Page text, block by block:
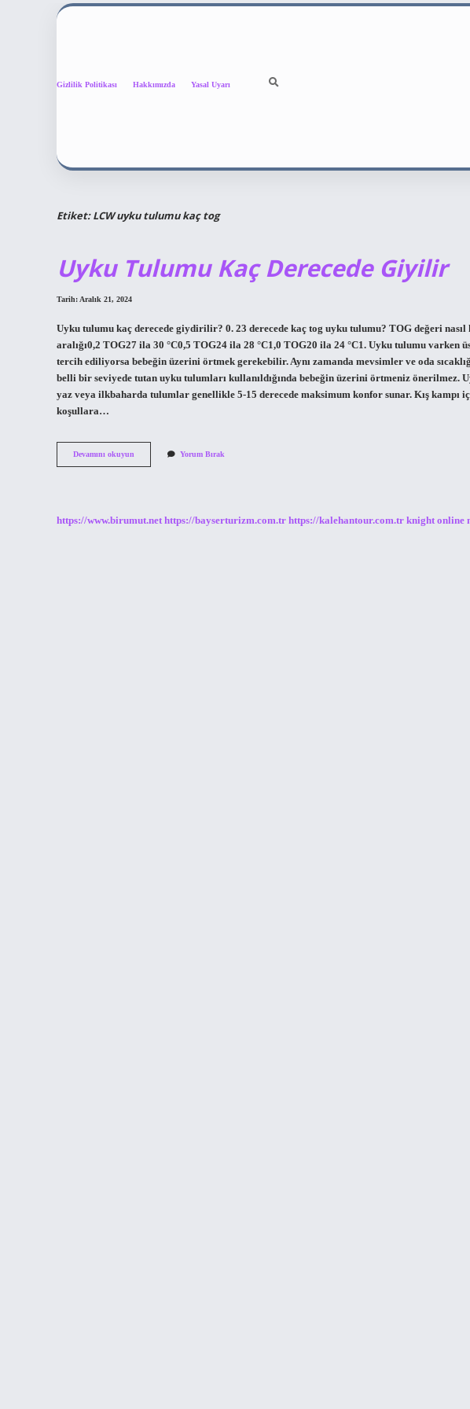
Gizlilik Politikası Hakkımızda Yasal Uyarı
Etiket:LCW uyku tulumu kaç tog
Uyku Tulumu Kaç Derecede Giyilir
Tarih: Aralık 21, 2024
Uyku tulumu kaç derecede giydirilir? 0. 23 derecede kaç tog uyku tulumu? TOG değeri nasıl
aralığı0,2 TOG27 ila 30 °C0,5 TOG24 ila 28 °C1,0 TOG20 ila 24 °C1. Uyku tulumu
tercih ediliyorsa bebeğin üzerini örtmek gerekebilir. Aynı zamanda mevsimler ve oda
belli bir seviyede tutan uyku tulumları kullanıldığında bebeğin üzerini örtmeniz önerilmez.
yaz veya ilkbaharda tulumlar genellikle 5-15 derecede maksimum konfor sunar. Kış kampı
koşullara…
Devamını okuyun
Tulumu
Yorum Bırak
https://www.birumut.net https://bayserturizm.com.tr https://kalehantour.com.tr knight online